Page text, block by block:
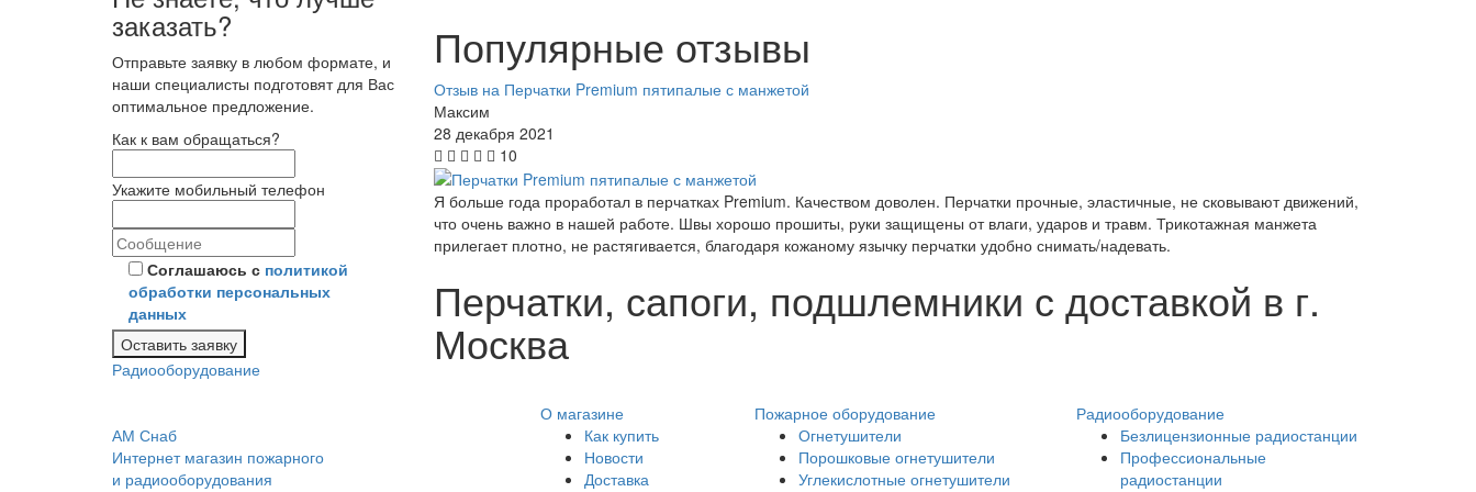
заказать?
Отправьте заявку в любом формате, и
наши специалисты подготовят для Вас
оптимальное предложение.
Как к вам обращаться?
Укажите мобильный телефон
Соглашаюсь с политикой
обработки персональных
данных
Оставить заявку
Радиооборудование
Популярные отзывы
Отзыв на Перчатки Premium пятипалые с манжетой
Максим
28 декабря 2021
10
Я больше года проработал в перчатках Premium. Качеством доволен. Перчатки прочные, эластичные, не сковывают движений,
что очень важно в нашей работе. Швы хорошо прошиты, руки защищены от влаги, ударов и травм. Трикотажная манжета
прилегает плотно, не растягивается, благодаря кожаному язычку перчатки удобно снимать/надевать.
Перчатки, сапоги, подшлемники с доставкой в г.
Москва
АМ Снаб
Интернет магазин пожарного
и радиооборудования
О магазине
Как купить
Новости
Доставка
Пожарное оборудование
Огнетушители
Порошковые огнетушители
Углекислотные огнетушители
Радиооборудование
Безлицензионные радиостанции
Профессиональные
радиостанции